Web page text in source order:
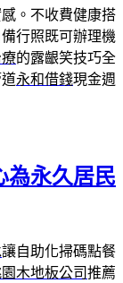
。不收費健康搭
備行照既可辦理機
的露齦笑技巧全
永和借錢現金週
為永久居民
讓自助化掃碼點餐
木地板公司推薦